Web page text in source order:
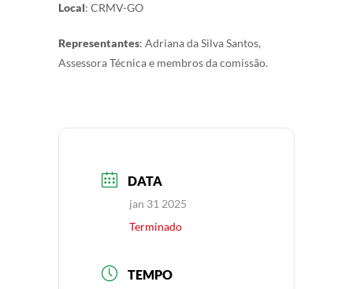
Local: CRMV-GO
Representantes: Adriana da Silva Santos,
Assessora Técnica e membros da comissão.
DATA
jan 31 2025
Terminado
TEMPO